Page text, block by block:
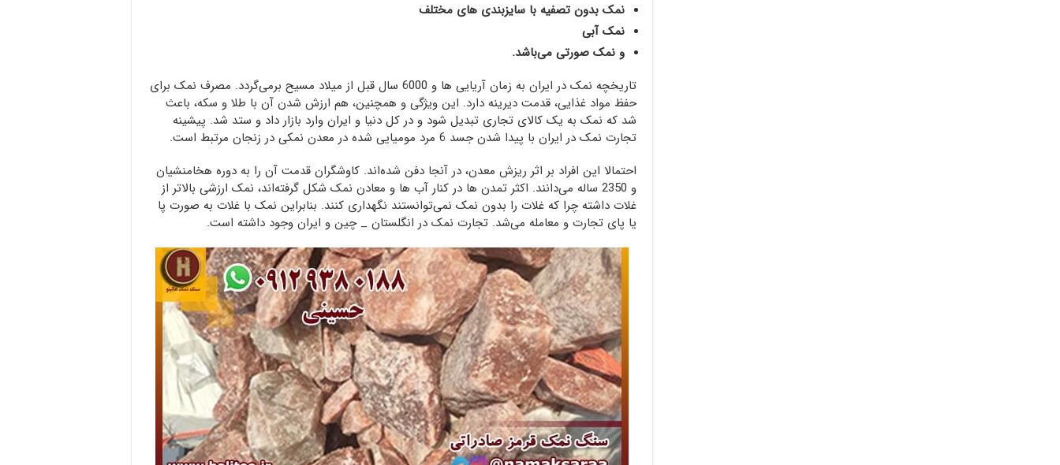
نمک بدون تصفیه با سایزبندی های مختلف
نمک آبی
و نمک صورتی می‌باشد.
تاریخچه نمک در ایران به زمان آریایی ها و 6000 سال قبل از میلاد مسیح برمی‌گردد. مصرف نمک برای
حفظ مواد غذایی، قدمت دیرینه دارد. این ویژگی و همچنین، هم ارزش شدن آن با طلا و سکه، باعث
شد که نمک به یک کالای تجاری تبدیل شود و در کل دنیا و ایران وارد بازار داد و ستد شد. پیشینه
تجارت نمک در ایران با پیدا شدن جسد 6 مرد مومیایی شده در معدن نمکی در زنجان مرتبط است.
احتمالا این افراد بر اثر ریزش معدن، در آنجا دفن شده‌اند. کاوشگران قدمت آن را به دوره هخامنشیان
و 2350 ساله می‌دانند. اکثر تمدن ها در کنار آب ها و معادن نمک شکل گرفته‌اند، نمک ارزشی بالاتر از
غلات داشته چرا که غلات را بدون نمک نمی‌توانستند نگهداری کنند. بنابراین نمک با غلات به صورت پا
یا پای تجارت و معامله می‌شد. تجارت نمک در انگلستان _ چین و ایران وجود داشته است.